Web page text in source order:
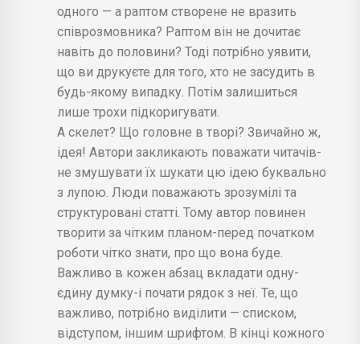
одного — а раптом створене не вразить
співрозмовника? Раптом він не дочитає
навіть до половини? Тоді потрібно уявити,
що ви друкуєте для того, хто не засудить в
будь-якому випадку. Потім залишиться
лише трохи підкоригувати.
А скелет? Що головне в творі? Звичайно ж,
ідея! Автори закликають поважати читачів-
не змушувати їх шукати цю ідею буквально
з лупою. Люди поважають зрозумілі та
структуровані статті. Тому автор повинен
творити за чітким планом-перед початком
роботи чітко знати, про що вона буде.
Важливо в кожен абзац вкладати одну-
єдину думку-і почати рядок з неї. Те, що
важливо, потрібно виділити — списком,
відступом, іншим шрифтом. В кінці кожного